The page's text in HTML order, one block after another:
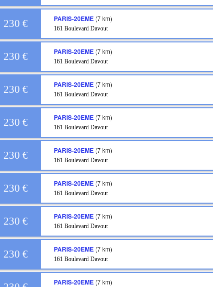
230 € PARIS-20EME(7 km)
161 Boulevard Davout
230 € PARIS-20EME(7 km)
161 Boulevard Davout
230 € PARIS-20EME(7 km)
161 Boulevard Davout
230 € PARIS-20EME(7 km)
161 Boulevard Davout
230 € PARIS-20EME(7 km)
161 Boulevard Davout
230 € PARIS-20EME(7 km)
161 Boulevard Davout
230 € PARIS-20EME(7 km)
161 Boulevard Davout
230 € PARIS-20EME(7 km)
161 Boulevard Davout
PARIS-20EME(7 km)